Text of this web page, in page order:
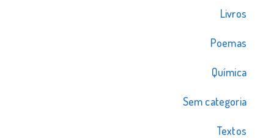
Livros
Poemas
Química
Sem categoria
Textos